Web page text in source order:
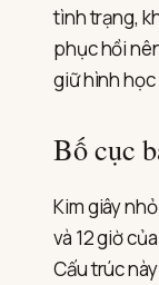
tình trạng,
phục hồi
giữ hình
Bố cục
Kim giây
và 12 giờ
Cấu trúc